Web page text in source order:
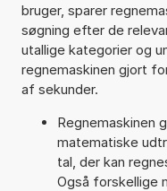
bruger, sparer
søgning efter de
utallige kategorier og
regnemaskinen gjort
af sekunder.
Regnemaskinen
matematiske
tal, der kan
Også forskellige